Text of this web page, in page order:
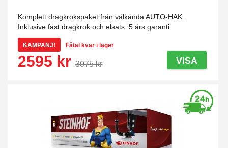
Komplett dragkrokspaket från välkända AUTO-HAK.
Inklusive fast dragkrok och elsats. 5 års garanti.
KAMPANJ! Fåtal kvar i lager
2595 kr 3075 kr VISA